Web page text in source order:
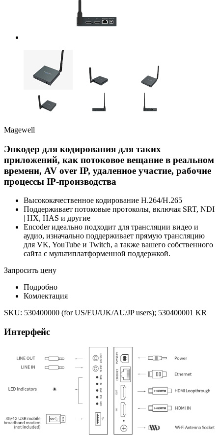
Magewell
Энкодер для кодирования для таких
приложений, как потоковое вещание в реальном
времени, AV over IP, удаленное участие, рабочие
процессы IP-производства
Высококачественное кодирование H.264/H.265
Поддерживает потоковые протоколы, включая SRT, NDI
| HX, HAS и другие
Encoder идеально подходит для трансляции видео и
аудио, изначально поддерживает прямую трансляцию
для VK, YouTube и Twitch, а также вашего собственного
сайта с мультиплатформенной поддержкой.
Запросить цену
Подробно
Комлектация
SKU: 530400000 (for US/EU/UK/AU/JP users); 530400001 KR
Интерфейс